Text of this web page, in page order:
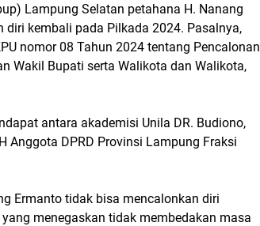
Lampung Selatan petahana H. Nanang
kembali pada Pilkada 2024. Pasalnya,
nomor 08 Tahun 2024 tentang Pencalonan
Wakil Bupati serta Walikota dan Walikota,
antara akademisi Unila DR. Budiono,
Anggota DPRD Provinsi Lampung Fraksi
Ermanto tidak bisa mencalonkan diri
menegaskan tidak membedakan masa